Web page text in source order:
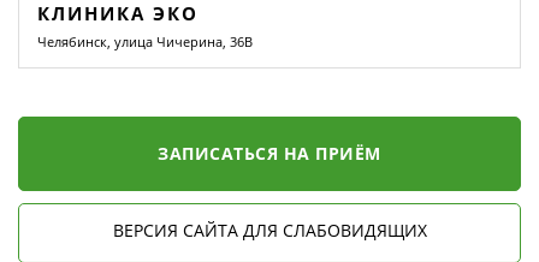
КЛИНИКА ЭКО
Челябинск, улица Чичерина, 36В
ЗАПИСАТЬСЯ НА ПРИЁМ
ВЕРСИЯ САЙТА ДЛЯ СЛАБОВИДЯЩИХ